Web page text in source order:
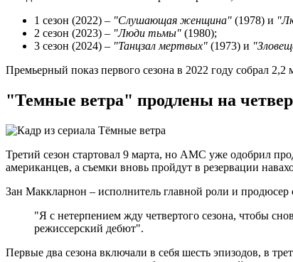
1 сезон (2022) – "Слушающая женщина" (1978) и
2 сезон (2023) – "Люди тьмы" (1980);
3 сезон (2024) – "Танцзал мертвых" (1973) и
Премьерный показ первого сезона в 2022 году собрал 2,2
"Темные ветра" продлены на
Третий сезон стартовал 9 марта, но AMC уже одобрил
американцев, а съемки вновь пройдут в резервации
Зан Маккларнон – исполнитель главной роли и продюсер
"Я с нетерпением жду четвертого сезона, чтобы
режиссерский дебют".
Первые два сезона включали в себя шесть эпизодов, в